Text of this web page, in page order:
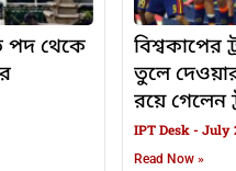
পদ থেকে
বিশ্বকাপের
তুলে
রয়ে গেলেন
IPT Desk July
Read Now »